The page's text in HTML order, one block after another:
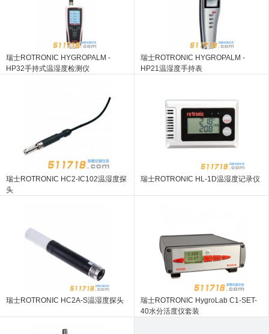
瑞士ROTRONIC HYGROPALM -
HP32手持式温湿度检测仪
瑞士ROTRONIC HYGROPALM -
HP21温湿度手持表
瑞士ROTRONIC HC2-IC102温湿度探
头
瑞士ROTRONIC HL-1D温湿度记录仪
瑞士ROTRONIC HC2A-S温湿度探头
瑞士ROTRONIC HygroLab C1-SET-
40水分活度仪套装